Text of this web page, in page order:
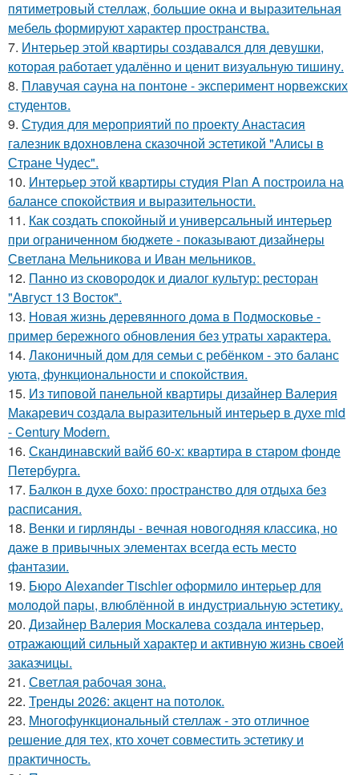
пятиметровый стеллаж, большие окна и выразительная
мебель формируют характер пространства.
7. Интерьер этой квартиры создавался для девушки,
которая работает удалённо и ценит визуальную тишину.
8. Плавучая сауна на понтоне - эксперимент норвежских
студентов.
9. Студия для мероприятий по проекту Анастасия
галезник вдохновлена сказочной эстетикой "Алисы в
Стране Чудес".
10. Интерьер этой квартиры студия Plan A построила на
балансе спокойствия и выразительности.
11. Как создать спокойный и универсальный интерьер
при ограниченном бюджете - показывают дизайнеры
Светлана Мельникова и Иван мельников.
12. Панно из сковородок и диалог культур: ресторан
"Август 13 Восток".
13. Новая жизнь деревянного дома в Подмосковье -
пример бережного обновления без утраты характера.
14. Лаконичный дом для семьи с ребёнком - это баланс
уюта, функциональности и спокойствия.
15. Из типовой панельной квартиры дизайнер Валерия
Макаревич создала выразительный интерьер в духе mid
- Century Modern.
16. Скандинавский вайб 60-х: квартира в старом фонде
Петербурга.
17. Балкон в духе бохо: пространство для отдыха без
расписания.
18. Венки и гирлянды - вечная новогодняя классика, но
даже в привычных элементах всегда есть место
фантазии.
19. Бюро Alexander Tischler оформило интерьер для
молодой пары, влюблённой в индустриальную эстетику.
20. Дизайнер Валерия Москалева создала интерьер,
отражающий сильный характер и активную жизнь своей
заказчицы.
21. Светлая рабочая зона.
22. Тренды 2026: акцент на потолок.
23. Многофункциональный стеллаж - это отличное
решение для тех, кто хочет совместить эстетику и
практичность.